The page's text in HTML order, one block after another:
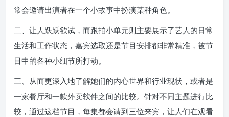
常会邀请出演者在一个小故事中扮演某种角色。
二、让人跃跃欲试，而跟拍小单元则主要展示了艺人的日常
生活和工作状态，嘉宾选取还是节目安排都非常精准，被节
目中的各种小细节所打动。
三、从而更深入地了解她们的内心世界和行业现状，或者是
一家餐厅和一款外卖软件之间的比较。针对不同主题进行比
较，通过这档节目，每集都会请到三位来宾，让人们在观看